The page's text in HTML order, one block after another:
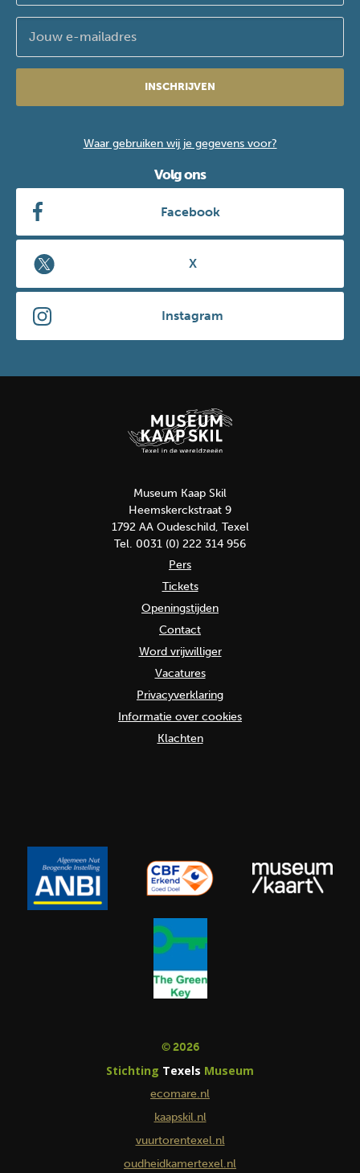
INSCHRIJVEN
Waar gebruiken wij je gegevens voor?
Volg ons
Facebook
X
Instagram
Museum Kaap Skil
Heemskerckstraat 9
1792 AA Oudeschild, Texel
Tel. 0031 (0) 222 314 956
Pers
Tickets
Openingstijden
Contact
Word vrijwilliger
Vacatures
Privacyverklaring
Informatie over cookies
Klachten
© 2026
Stichting Texels Museum
ecomare.nl
kaapskil.nl
vuurtorentexel.nl
oudheidkamertexel.nl